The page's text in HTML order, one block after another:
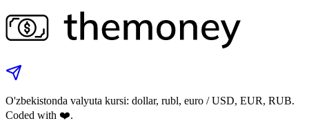
O'zbekistonda valyuta kursi: dollar, rubl, euro / USD, EUR, RUB.
Coded with ❤️.